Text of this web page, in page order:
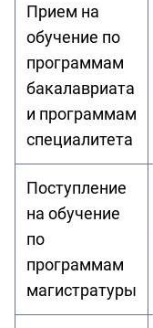
Прием на
обучение по
программам
бакалавриата
и программам
специалитета
Поступление
на обучение
по
программам
магистратуры